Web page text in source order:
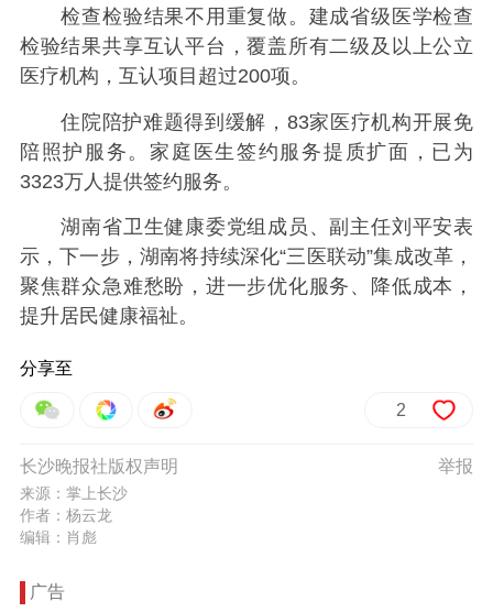
检查检验结果不用重复做。建成省级医学检查
检验结果共享互认平台，覆盖所有二级及以上公立
医疗机构，互认项目超过200项。
住院陪护难题得到缓解，83家医疗机构开展免
陪照护服务。家庭医生签约服务提质扩面，已为
3323万人提供签约服务。
湖南省卫生健康委党组成员、副主任刘平安表
示，下一步，湖南将持续深化“三医联动”集成改革，
聚焦群众急难愁盼，进一步优化服务、降低成本，
提升居民健康福祉。
分享至
2
举报
长沙晚报社版权声明
来源：掌上长沙
作者：杨云龙
编辑：肖彪
广告